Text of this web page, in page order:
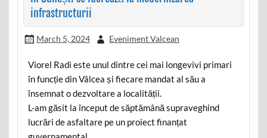
infrastructurii
March 5, 2024 Eveniment Valcean
Viorel Radi este unul dintre cei mai longevivi primari
în funcție din Vâlcea și fiecare mandat al său a
însemnat o dezvoltare a localității.
L-am găsit la început de săptămână supraveghind
lucrări de asfaltare pe un proiect finanțat